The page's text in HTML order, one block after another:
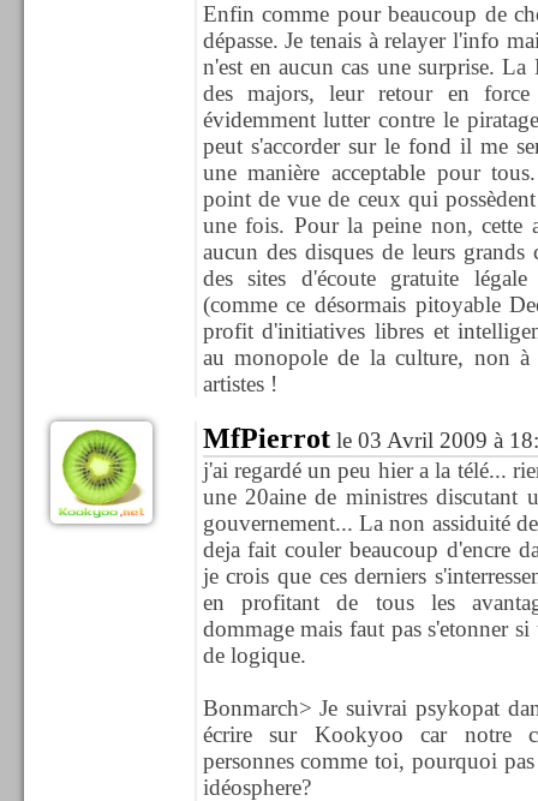
Enfin comme pour beaucoup de
dépasse. Je tenais à relayer l'info
n'est en aucun cas une surprise.
des majors, leur retour en
évidemment lutter contre le
peut s'accorder sur le fond il me
une manière acceptable pour
point de vue de ceux qui
une fois. Pour la peine non, cette
aucun des disques de leurs
des sites d'écoute gratuite
(comme ce désormais pitoyable
profit d'initiatives libres et
au monopole de la culture, non
artistes !
MfPierrotle 03 Avril 2009 à
j'ai regardé un peu hier a la télé...
une 20aine de ministres discutant
gouvernement... La non assiduité
deja fait couler beaucoup d'encre
je crois que ces derniers
en profitant de tous les
dommage mais faut pas s'etonner
de logique.
Bonmarch> Je suivrai psykopat
écrire sur Kookyoo car notre
personnes comme toi, pourquoi
idéosphere?